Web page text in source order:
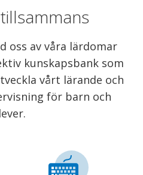
oss av våra lärdomar
kunskapsbank som
vårt lärande och
för barn och